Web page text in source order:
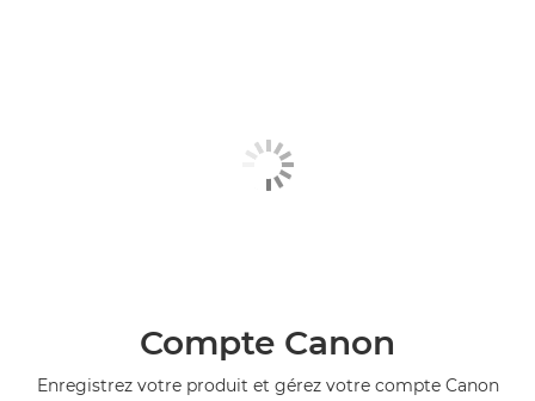
Compte Canon
Enregistrez votre produit et gérez votre compte Canon